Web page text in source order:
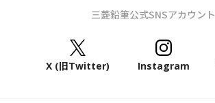
三菱鉛筆公式SNSアカウント
X (旧Twitter) Instagram